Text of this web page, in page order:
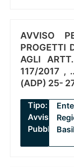
AVVISO
PROGETTI
AGLI
117/2017 ,
(ADP) 25-
Tipo:
Avviso
Pubblico